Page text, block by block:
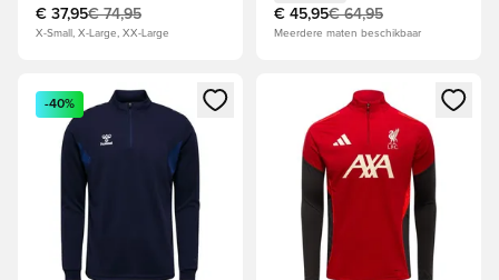
€ 37,95€ 74,95
X-Small, X-Large, XX-Large
€ 45,95€ 64,95
Meerdere maten beschikbaar
Opent een venster om in te loggen of je aan te melden als
-40%
Opent een venster om in te